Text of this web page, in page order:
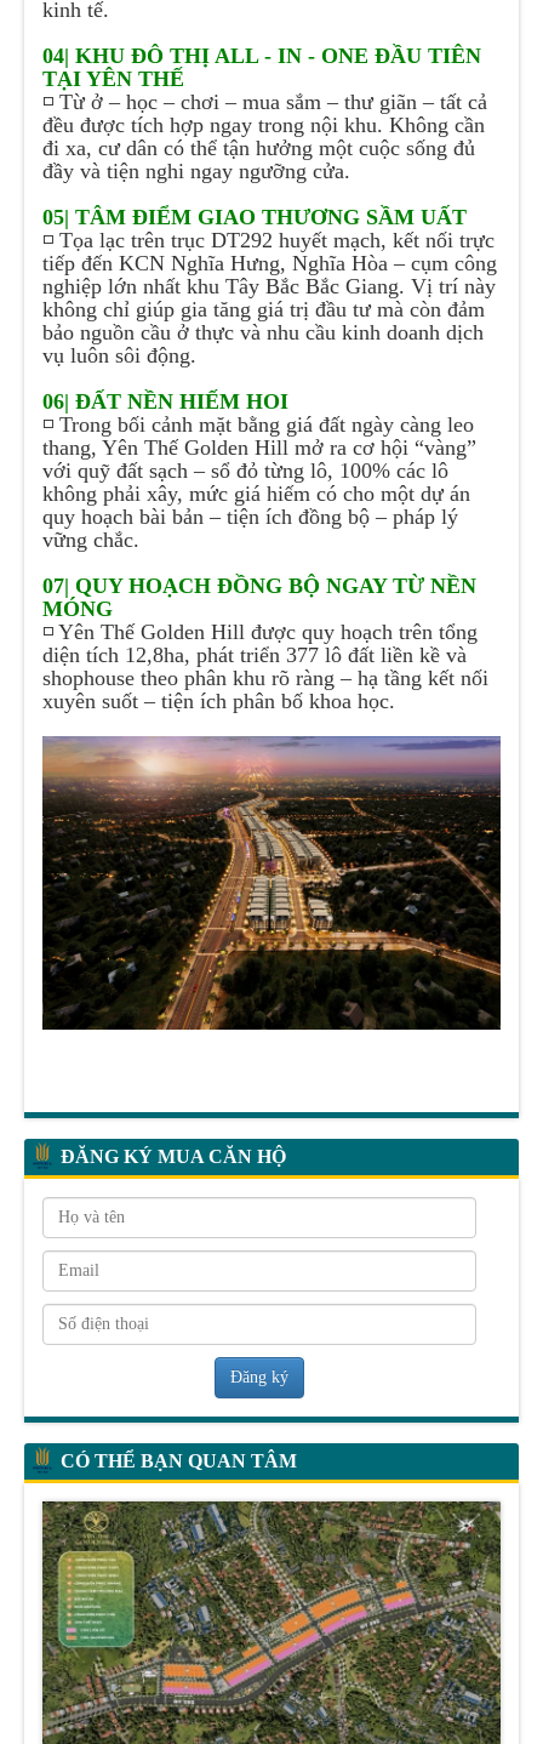
kinh tế.
04| KHU ĐÔ THỊ ALL - IN - ONE ĐẦU TIÊN
TẠI YÊN THẾ
◽ Từ ở – học – chơi – mua sắm – thư giãn – tất cả
đều được tích hợp ngay trong nội khu. Không cần
đi xa, cư dân có thể tận hưởng một cuộc sống đủ
đầy và tiện nghi ngay ngưỡng cửa.
05| TÂM ĐIỂM GIAO THƯƠNG SẦM UẤT
◽ Tọa lạc trên trục DT292 huyết mạch, kết nối trực
tiếp đến KCN Nghĩa Hưng, Nghĩa Hòa – cụm công
nghiệp lớn nhất khu Tây Bắc Bắc Giang. Vị trí này
không chỉ giúp gia tăng giá trị đầu tư mà còn đảm
bảo nguồn cầu ở thực và nhu cầu kinh doanh dịch
vụ luôn sôi động.
06| ĐẤT NỀN HIẾM HOI
◽ Trong bối cảnh mặt bằng giá đất ngày càng leo
thang, Yên Thế Golden Hill mở ra cơ hội “vàng”
với quỹ đất sạch – sổ đỏ từng lô, 100% các lô
không phải xây, mức giá hiếm có cho một dự án
quy hoạch bài bản – tiện ích đồng bộ – pháp lý
vững chắc.
07| QUY HOẠCH ĐỒNG BỘ NGAY TỪ NỀN
MÓNG
◽ Yên Thế Golden Hill được quy hoạch trên tổng
diện tích 12,8ha, phát triển 377 lô đất liền kề và
shophouse theo phân khu rõ ràng – hạ tầng kết nối
xuyên suốt – tiện ích phân bố khoa học.
ĐĂNG KÝ MUA CĂN HỘ
Đăng ký
CÓ THỂ BẠN QUAN TÂM